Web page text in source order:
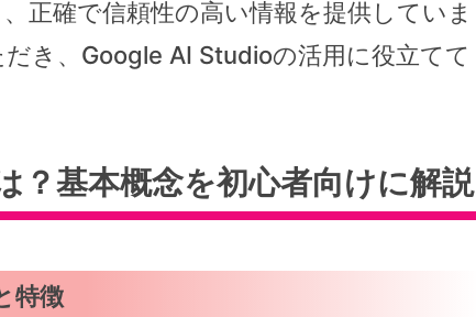
正確で信頼性の高い情報を提供していま
き、Google AI Studioの活用に役立てて
基本概念を初心者向けに解説
特徴